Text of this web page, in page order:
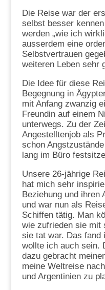
Die Reise war der
selbst besser
werden „wie ich
ausserdem eine
Selbstvertrauen
weiteren Leben sehr
Die Idee für diese
Begegnung in
mit Anfang zwanzig
Freundin auf einem
unterwegs. Zu der
Angestelltenjob als
schon
lang im Büro
Unsere 26-jährige
hat mich sehr
Beziehung und ihren
und war nun als
Schiffen tätig. Man
wie zufrieden sie mit
sie tat war. Das fand
wollte ich auch sein.
dazu gebracht
meine Weltreise
und Argentinien zu